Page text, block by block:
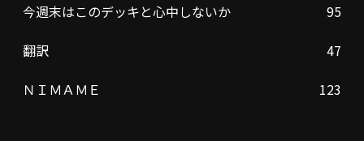
今週末はこのデッキと心中しないか
95
翻訳
47
ＮＩＭＡＭＥ
123